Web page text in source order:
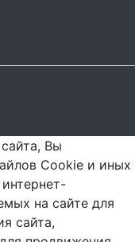
Вы
Cookie и иных
на сайте для
сайта,